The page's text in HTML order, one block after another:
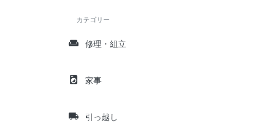
カテゴリー
weekend 修理・組立
local_laundry_service 家事
local_shipping 引っ越し